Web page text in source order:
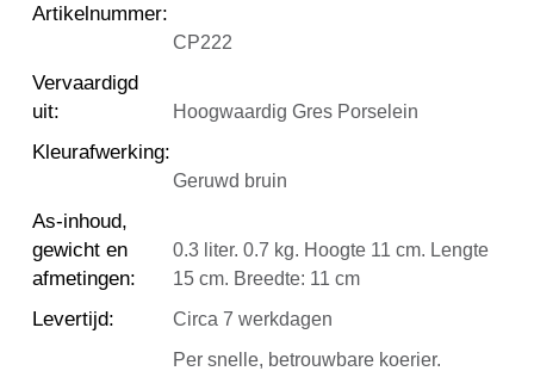
Artikelnummer:
CP222
Vervaardigd
uit: Hoogwaardig Gres Porselein
Kleurafwerking:
Geruwd bruin
As-inhoud,
gewicht en
afmetingen:
0.3 liter. 0.7 kg. Hoogte 11 cm. Lengte
15 cm. Breedte: 11 cm
Levertijd: Circa 7 werkdagen
Per snelle, betrouwbare koerier.